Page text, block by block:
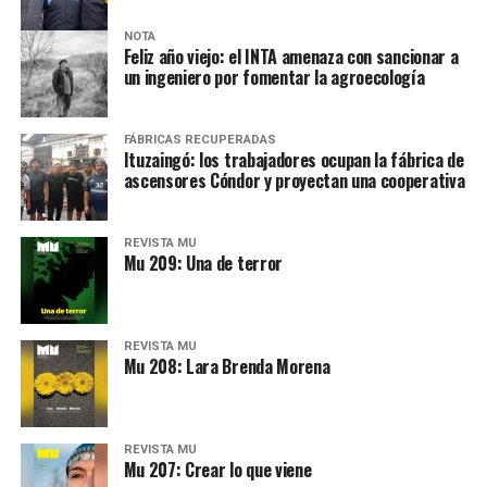
reparten lienzos con los ojos serigrafiados de Agostina.
Los ojos y su flequillo de nena.
Varones
Hay varios hombres presentes: padres con sus hijas,
grupos de amigos, novios. «Con los pares que no tienen
sensibilidad al tema, la conversación se vuelve muy
estratégica, hay que evitar el choque frontal. Mi método
es a través del interrogante, que puedan encarnar la
pregunta», comparte Gonzalo, de 41 años.
NOTA
Feliz año viejo: el INTA amenaza con sancionar a
un ingeniero por fomentar la agroecología
FÁBRICAS RECUPERADAS
Ituzaingó: los trabajadores ocupan la fábrica de
ascensores Cóndor y proyectan una cooperativa
REVISTA MU
Mu 209: Una de terror
REVISTA MU
Mu 208: Lara Brenda Morena
REVISTA MU
Mu 207: Crear lo que viene